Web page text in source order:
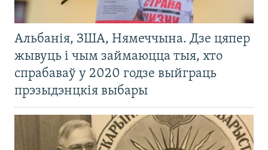
Альбанія, ЗША, Нямеччына. Дзе цяпер
жывуць і чым займаюцца тыя, хто
спрабаваў у 2020 годзе выйграць
прэзыдэнцкія выбары